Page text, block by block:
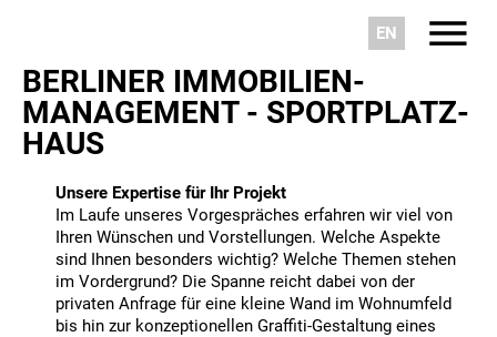
EN
BERLINER IMMOBILIEN­
MANAGEMENT - SPORTPLATZ­
HAUS
Unsere Expertise für Ihr Projekt
Im Laufe unseres Vorgespräches erfahren wir viel von
Ihren Wünschen und Vorstellungen. Welche Aspekte
sind Ihnen besonders wichtig? Welche Themen stehen
im Vordergrund? Die Spanne reicht dabei von der
privaten Anfrage für eine kleine Wand im Wohnumfeld
bis hin zur konzeptionellen Graffiti-Gestaltung eines